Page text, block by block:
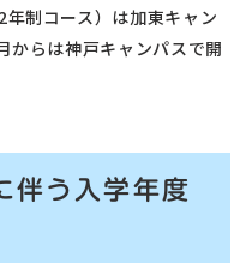
制コース）は加東キャン
からは神戸キャンパスで開
伴う入学年度